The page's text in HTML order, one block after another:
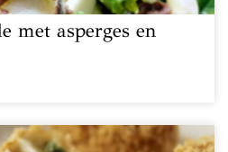
met asperges en